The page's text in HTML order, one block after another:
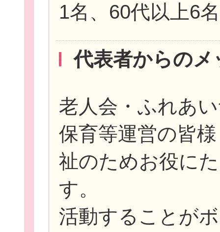
1名、60代以上6
代表者からのメ
老人会・ふれあ
保育等運営の皆
祉のためお役に
す。
活動することが